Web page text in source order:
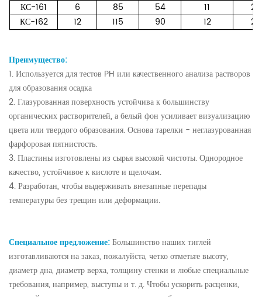
КС-161
6 85 54 11
21
КС-162
12 115 90 12 21
Преимущество:
1. Используется для тестов PH или качественного анализа растворов
для образования осадка
2. Глазурованная поверхность устойчива к большинству
органических растворителей, а белый фон усиливает визуализацию
цвета или твердого образования. Основа тарелки - неглазурованная
фарфоровая пятнистость.
3. Пластины изготовлены из сырья высокой чистоты. Однородное
качество, устойчивое к кислоте и щелочам.
4. Разработан, чтобы выдерживать внезапные перепады
температуры без трещин или деформации.
Специальное предложение:Большинство наших тиглей
изготавливаются на заказ, пожалуйста, четко отметьте высоту,
диаметр дна, диаметр верха, толщину стенки и любые специальные
требования, например, выступы и т. д. Чтобы ускорить расценки,